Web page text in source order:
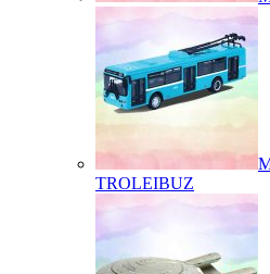
TROLEIBUZ